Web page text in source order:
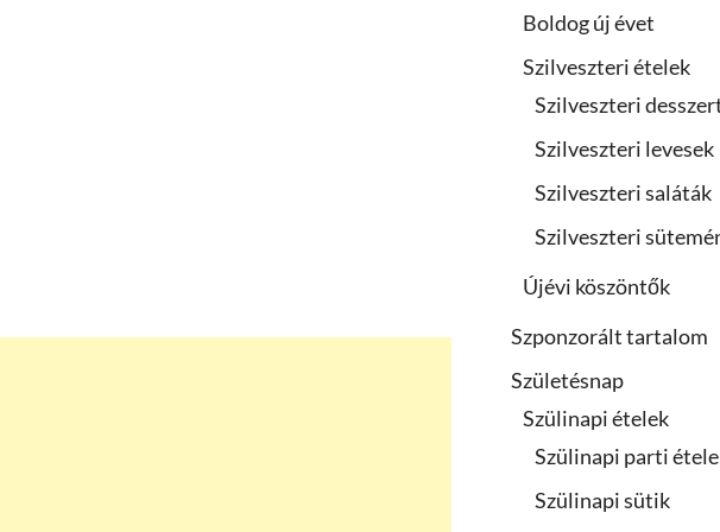
Boldog új évet
Szilveszteri ételek
Szilveszteri
Szilveszteri levesek
Szilveszteri saláták
Szilveszteri
Újévi köszöntők
Szponzorált tartalom
Születésnap
Szülinapi ételek
Szülinapi parti
Szülinapi sütik